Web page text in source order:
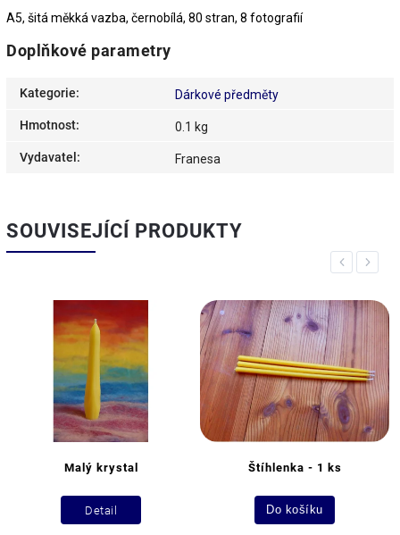
A5, šitá měkká vazba, černobílá, 80 stran, 8 fotografií
Doplňkové parametry
Kategorie: Dárkové předměty
Hmotnost: 0.1 kg
Vydavatel : Franesa
SOUVISEJÍCÍ PRODUKTY
Previous
Malý krystal
Detail
Štíhlenka - 1 ks
Do košíku
Next